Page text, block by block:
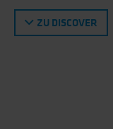
ZU DISCOVER